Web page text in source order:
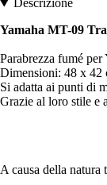
Descrizione
Yamaha MT-09
Parabrezza fumé
Dimensioni: 48 x 42
Si adatta ai punti di
Grazie al loro stile e
A causa della natura